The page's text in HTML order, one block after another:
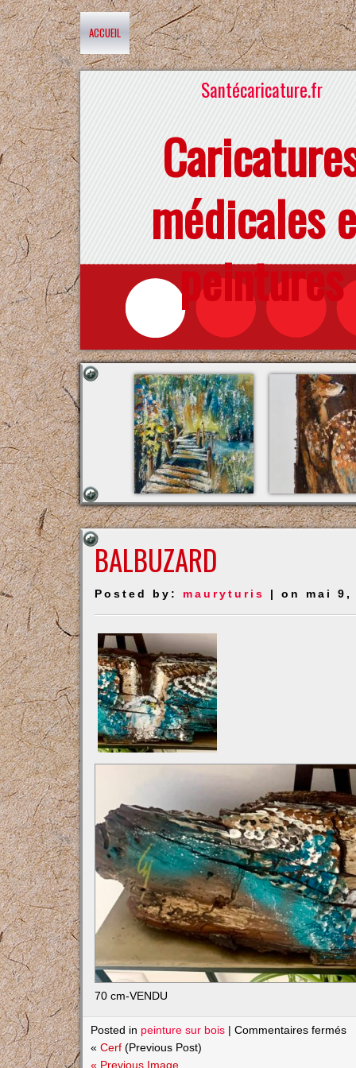
ACCUEIL
Santécaricature.fr
médicales
peintures
BALBUZARD
Posted by: mauryturis | on mai 9,
70 cm-VENDU
Posted in peinture sur bois| Commentaires fermés
« Cerf(Previous Post)
« Previous Image